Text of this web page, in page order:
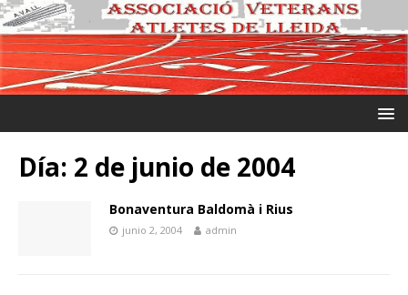
Día: 2 de junio de 2004
Bonaventura Baldomà i Rius
junio 2, 2004 admin